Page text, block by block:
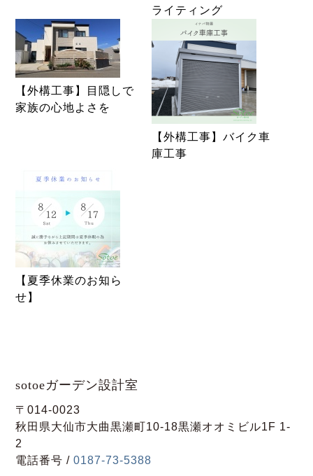
ライティング
【外構工事】目隠しで
家族の心地よさを
【外構工事】バイク車
庫工事
【夏季休業のお知ら
せ】
sotoeガーデン設計室
〒014-0023
秋田県大仙市大曲黒瀬町10-18黒瀬オオミビル1F 1-
2
電話番号 /0187-73-5388